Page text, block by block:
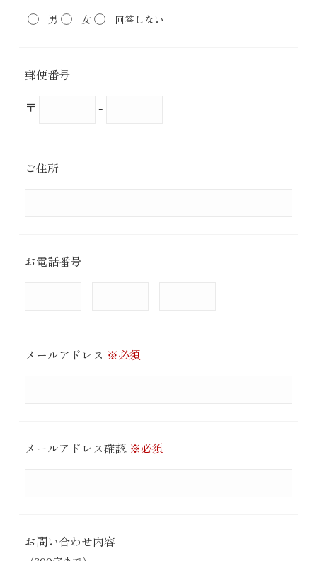
男 女 回答しない
郵便番号
〒
-
ご住所
お電話番号
-
-
メールアドレス ※必須
メールアドレス確認 ※必須
お問い合わせ内容